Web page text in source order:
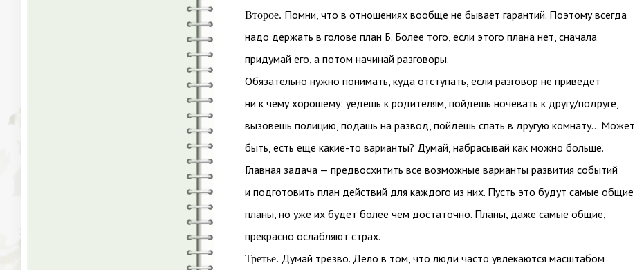
Второе. Помни, что в отношениях вообще не бывает гарантий. Поэтому всегда
надо держать в голове план Б. Более того, если этого плана нет, сначала
придумай его, а потом начинай разговоры.
Обязательно нужно понимать, куда отступать, если разговор не приведет
ни к чему хорошему: уедешь к родителям, пойдешь ночевать к другу/подруге,
вызовешь полицию, подашь на развод, пойдешь спать в другую комнату... Может
быть, есть еще какие-то варианты? Думай, набрасывай как можно больше.
Главная задача — предвосхитить все возможные варианты развития событий
и подготовить план действий для каждого из них. Пусть это будут самые общие
планы, но уже их будет более чем достаточно. Планы, даже самые общие,
прекрасно ослабляют страх.
Третье. Думай трезво. Дело в том, что люди часто увлекаются масштабом